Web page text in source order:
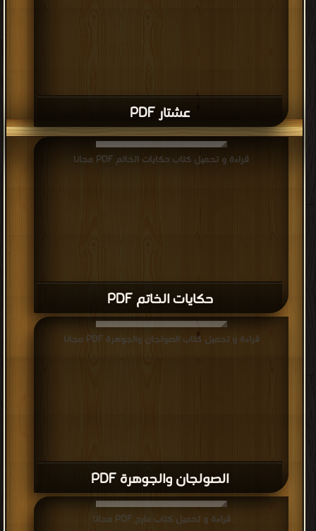
عشتار PDF
حكايات الخاتم PDF
قراءة و تحميل كتاب حكايات الخاتم PDF مجانا
الصولجان والجوهرة PDF
قراءة و تحميل كتاب الصولجان والجوهرة PDF مجانا
قراءة و تحميل كتاب مارج PDF مجانا